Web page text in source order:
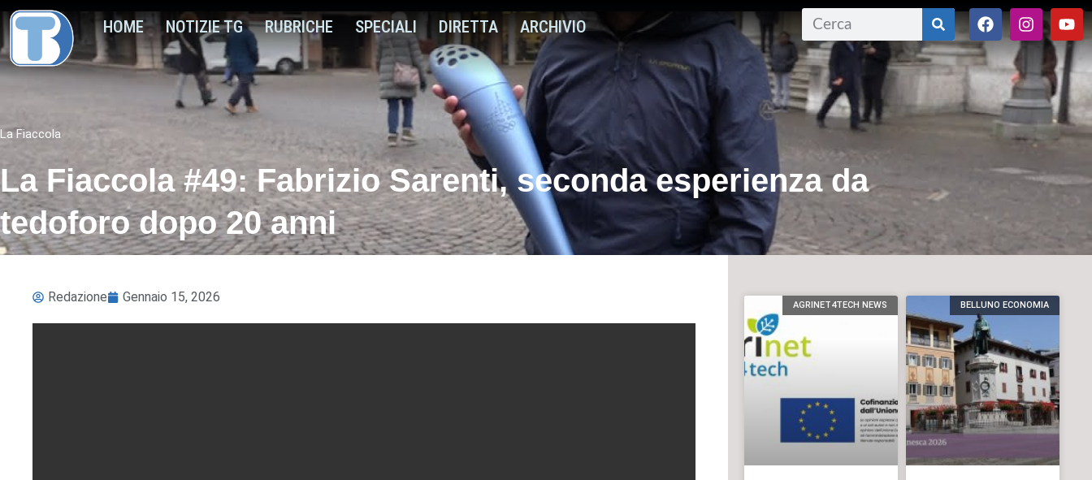
HOME NOTIZIE TG RUBRICHE SPECIALI DIRETTA ARCHIVIO
La Fiaccola
La Fiaccola #49: Fabrizio Sarenti, seconda esperienza da
tedoforo dopo 20 anni
Redazione Gennaio 15, 2026
AGRINET4TECH NEWS BELLUNO ECONOMIA